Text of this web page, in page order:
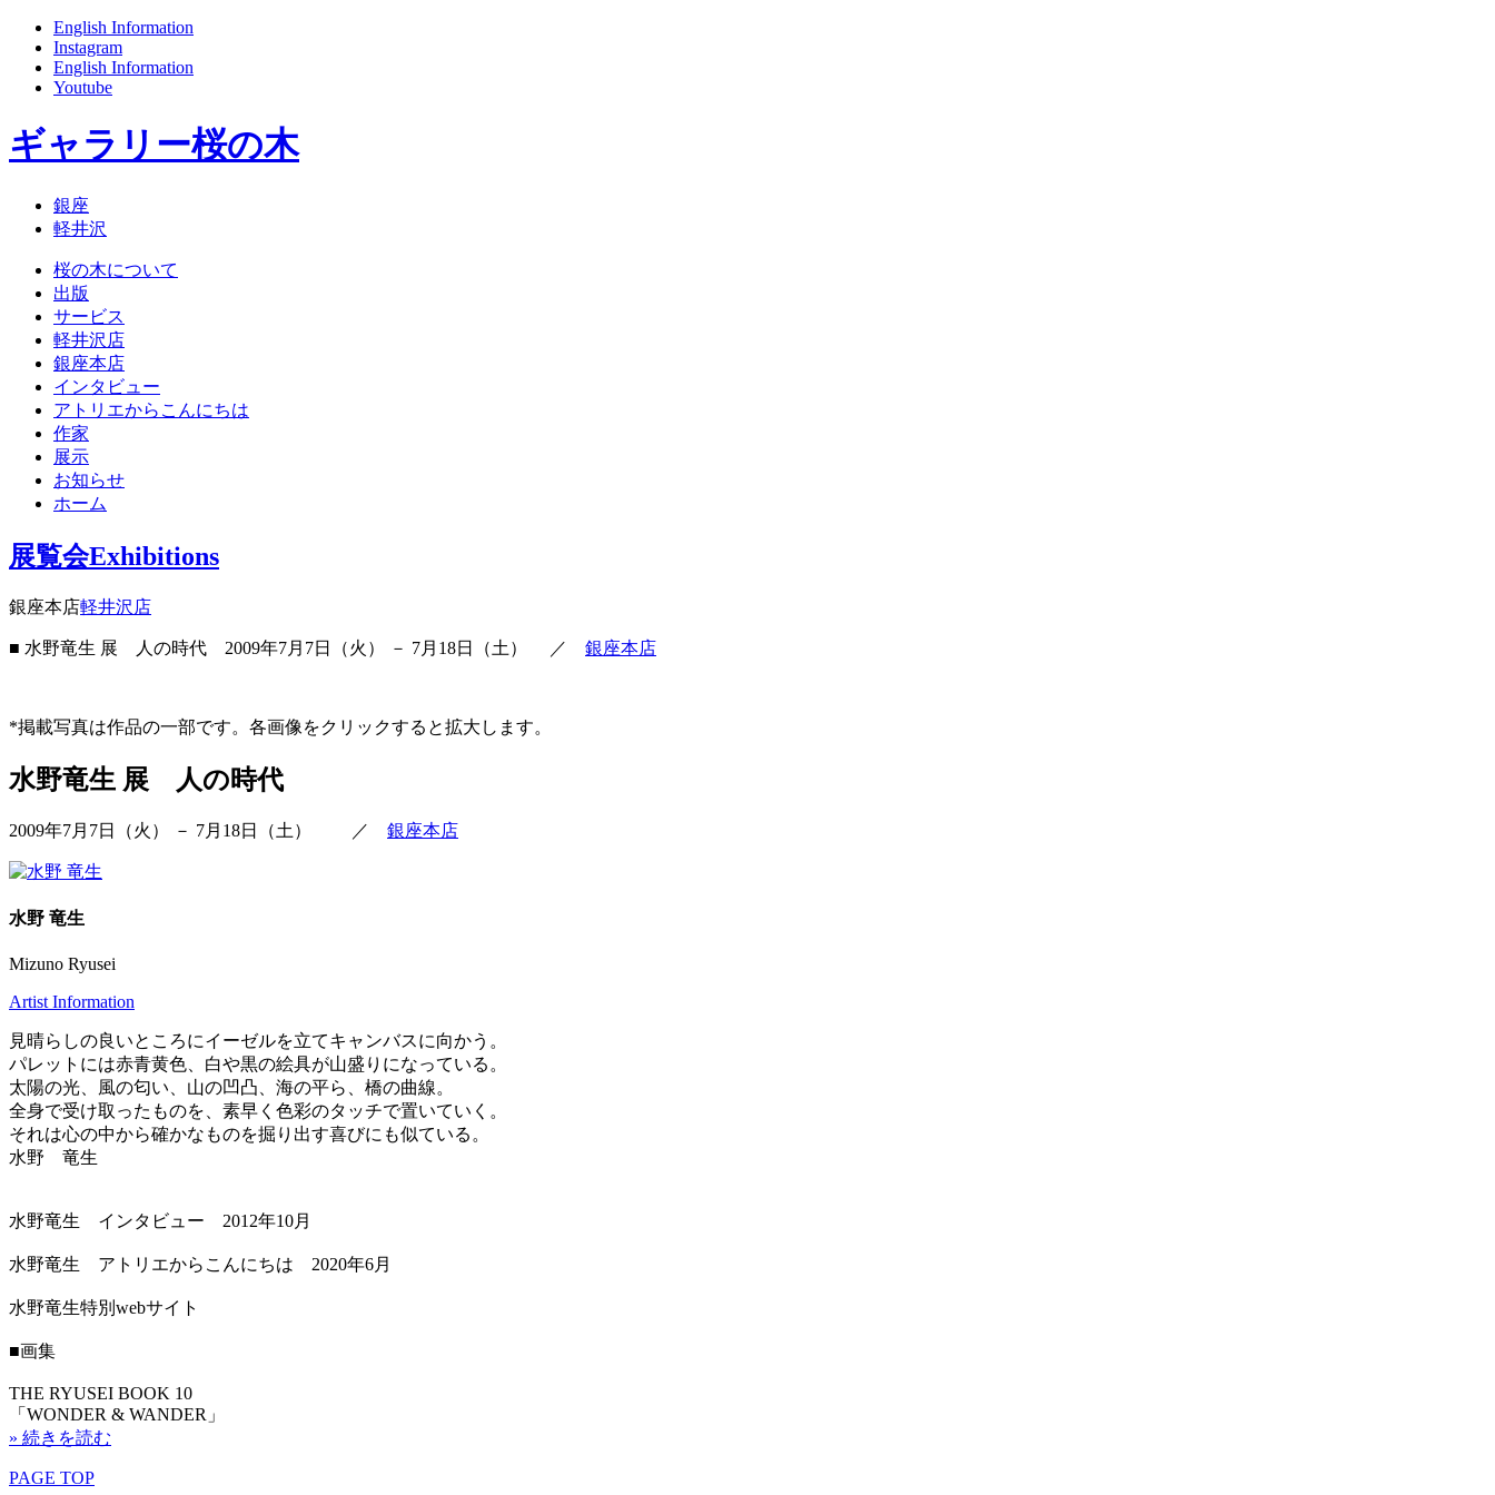
English Information
Instagram
English Information
Youtube
ギャラリー桜の木
銀座
軽井沢
桜の木について
出版
サービス
軽井沢店
銀座本店
インタビュー
アトリエからこんにちは
作家
展示
お知らせ
ホーム
展覧会Exhibitions
銀座本店軽井沢店
■ 水野竜生 展 人の時代 2009年7月7日（火） － 7月18日（土） ／ 銀座本店
*掲載写真は作品の一部です。各画像をクリックすると拡大します。
水野竜生 展 人の時代
2009年7月7日（火） － 7月18日（土） ／ 銀座本店
水野 竜生
Mizuno Ryusei
Artist Information
見晴らしの良いところにイーゼルを立てキャンバスに向かう。
パレットには赤青黄色、白や黒の絵具が山盛りになっている。
太陽の光、風の匂い、山の凹凸、海の平ら、橋の曲線。
全身で受け取ったものを、素早く色彩のタッチで置いていく。
それは心の中から確かなものを掘り出す喜びにも似ている。
水野 竜生
水野竜生 インタビュー 2012年10月
水野竜生 アトリエからこんにちは 2020年6月
水野竜生特別webサイト
■画集
THE RYUSEI BOOK 10
「WONDER & WANDER」
» 続きを読む
PAGE TOP